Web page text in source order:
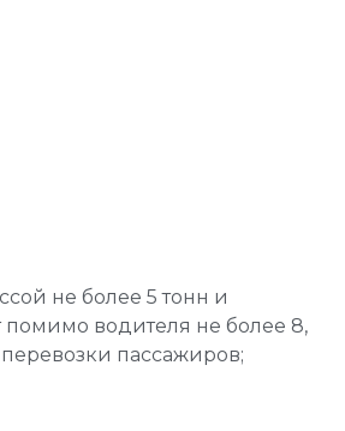
не более 5 тонн и
помимо водителя не более 8,
пассажиров;